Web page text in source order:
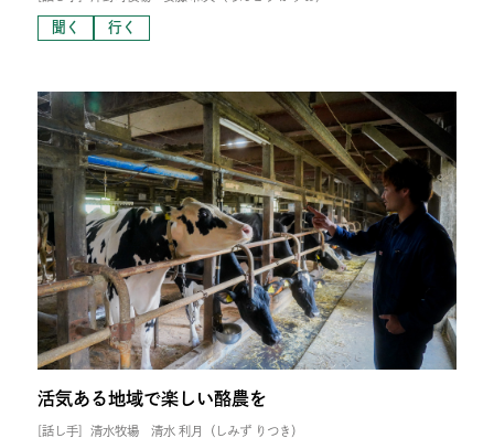
聞く 行く
活気ある地域で楽しい酪農を
[話し手] 清水牧場 清水 利月（しみず りつき）